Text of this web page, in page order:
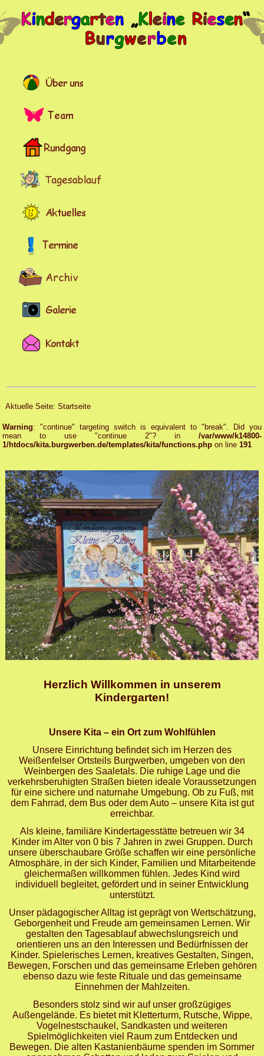
Aktuelle Seite:Startseite
Warning: "continue" targeting switch is equivalent to "break". Did you
mean to use "continue 2"? in /var/www/k14800-
1/htdocs/kita.burgwerben.de/templates/kita/functions.php on line191
Herzlich Willkommen in unserem
Kindergarten!
Unsere Kita – ein Ort zum Wohlfühlen
Unsere Einrichtung befindet sich im Herzen des
Weißenfelser Ortsteils Burgwerben, umgeben von den
Weinbergen des Saaletals. Die ruhige Lage und die
verkehrsberuhigten Straßen bieten ideale Voraussetzungen
für eine sichere und naturnahe Umgebung. Ob zu Fuß, mit
dem Fahrrad, dem Bus oder dem Auto – unsere Kita ist gut
erreichbar.
Als kleine, familiäre Kindertagesstätte betreuen wir 34
Kinder im Alter von 0 bis 7 Jahren in zwei Gruppen. Durch
unsere überschaubare Größe schaffen wir eine persönliche
Atmosphäre, in der sich Kinder, Familien und Mitarbeitende
gleichermaßen willkommen fühlen. Jedes Kind wird
individuell begleitet, gefördert und in seiner Entwicklung
unterstützt.
Unser pädagogischer Alltag ist geprägt von Wertschätzung,
Geborgenheit und Freude am gemeinsamen Lernen. Wir
gestalten den Tagesablauf abwechslungsreich und
orientieren uns an den Interessen und Bedürfnissen der
Kinder. Spielerisches Lernen, kreatives Gestalten, Singen,
Bewegen, Forschen und das gemeinsame Erleben gehören
ebenso dazu wie feste Rituale und das gemeinsame
Einnehmen der Mahlzeiten.
Besonders stolz sind wir auf unser großzügiges
Außengelände. Es bietet mit Kletterturm, Rutsche, Wippe,
Vogelnestschaukel, Sandkasten und weiteren
Spielmöglichkeiten viel Raum zum Entdecken und
Bewegen. Die alten Kastanienbäume spenden im Sommer